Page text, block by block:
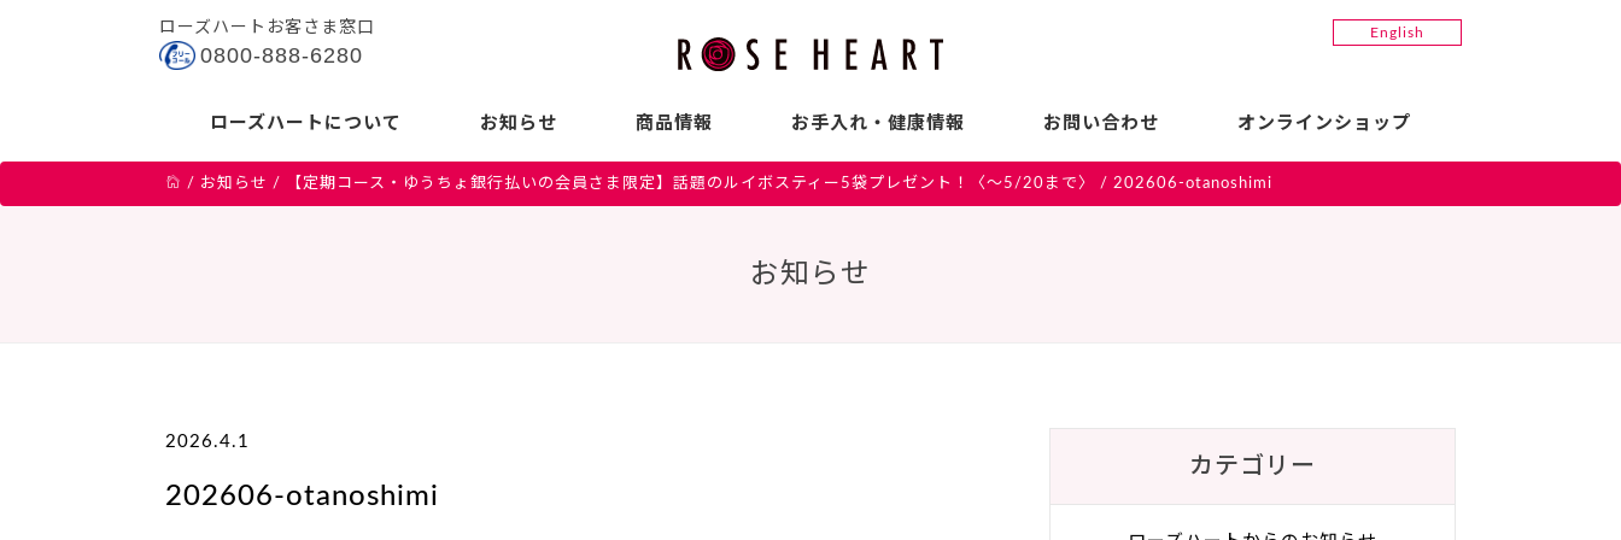
ローズハートについて お知らせ 商品情報 お手入れ・健康情報 お問い合わせ オンラインショップ
ローズハートお客さま窓口
0800-888-6280
English
/ お知らせ / 【定期コース・ゆうちょ銀行払いの会員さま限定】話題のルイボスティー5袋プレゼント！〈～5/20まで〉 / 202606-otanoshimi
お知らせ
2026.4.1
202606-otanoshimi
カテゴリー